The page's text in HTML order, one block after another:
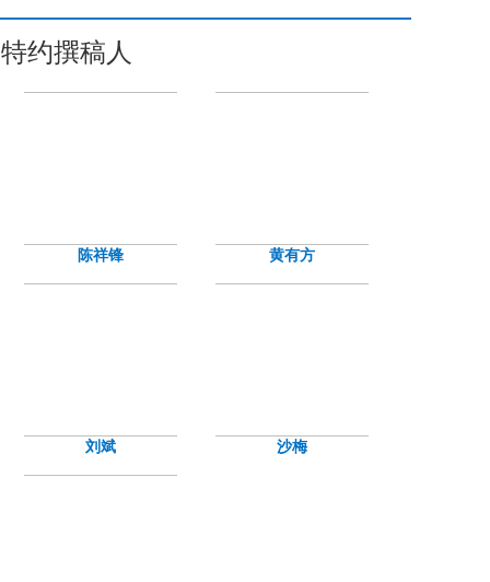
特约撰稿人
陈祥锋 黄有方
刘斌 沙梅